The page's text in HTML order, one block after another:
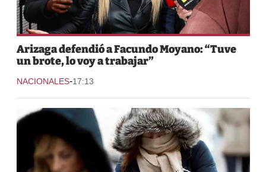
Arizaga defendió a Facundo Moyano: “Tuve
un brote, lo voy a trabajar”
NACIONALES-17:13